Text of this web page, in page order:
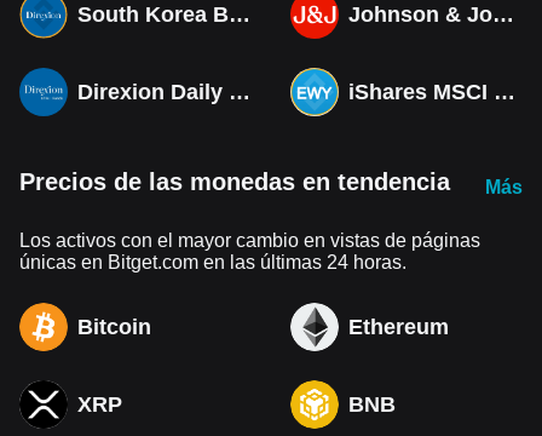
South Korea Bull 3X ETF Tokenized bStocks Johnson & Johnson (Derivatives)
Direxion Daily MSCI South Korea Bull 3X ETF (Derivatives) iShares MSCI South Korea ETF Tokenized bStocks
Precios de las monedas en tendencia Más
Los activos con el mayor cambio en vistas de páginas
únicas en Bitget.com en las últimas 24 horas.
Bitcoin Ethereum
XRP BNB